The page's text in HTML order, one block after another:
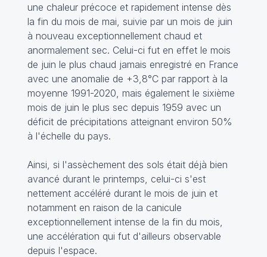
une chaleur précoce et rapidement intense dès
la fin du mois de mai, suivie par un mois de juin
à nouveau exceptionnellement chaud et
anormalement sec. Celui-ci fut en effet le mois
de juin le plus chaud jamais enregistré en France
avec une anomalie de +3,8°C par rapport à la
moyenne 1991-2020, mais également le sixième
mois de juin le plus sec depuis 1959 avec un
déficit de précipitations atteignant environ 50%
à l'échelle du pays.
Ainsi, si l'assèchement des sols était déjà bien
avancé durant le printemps, celui-ci s'est
nettement accéléré durant le mois de juin et
notamment en raison de la canicule
exceptionnellement intense de la fin du mois,
une accélération qui fut d'ailleurs observable
depuis l'espace.